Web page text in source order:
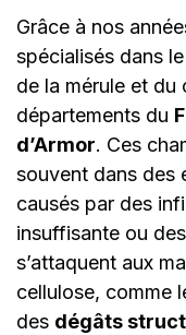
Grâce à nos
spécialisés dans le
de la mérule et du
départements du
d’Armor. Ces
souvent dans des
causés par des
insuffisante ou
s’attaquent aux
cellulose, comme
des dégâts